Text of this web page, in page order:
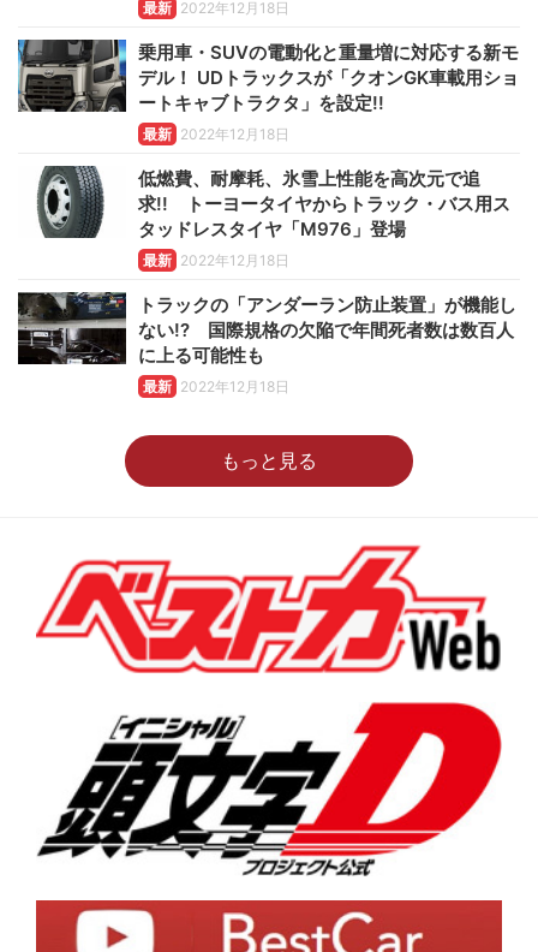
最新 2022年12月18日
乗用車・SUVの電動化と重量増に対応する新モ
デル！ UDトラックスが「クオンGK車載用ショ
ートキャブトラクタ」を設定!!
最新 2022年12月18日
低燃費、耐摩耗、氷雪上性能を高次元で追
求!! トーヨータイヤからトラック・バス用ス
タッドレスタイヤ「M976」登場
最新 2022年12月18日
トラックの「アンダーラン防止装置」が機能し
ない!? 国際規格の欠陥で年間死者数は数百人
に上る可能性も
最新 2022年12月18日
もっと見る